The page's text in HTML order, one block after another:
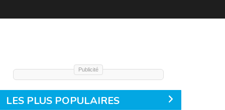
Publicité
LES PLUS POPULAIRES